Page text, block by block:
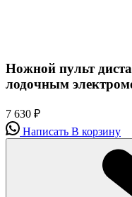
Ножной пульт
лодочным
7 630 ₽
Написать В корзину